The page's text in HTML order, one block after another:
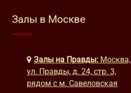
Залы в Москве
Залы на Правды: Москва,
ул. Правды, д. 24, стр. 3,
рядом с м. Савеловская